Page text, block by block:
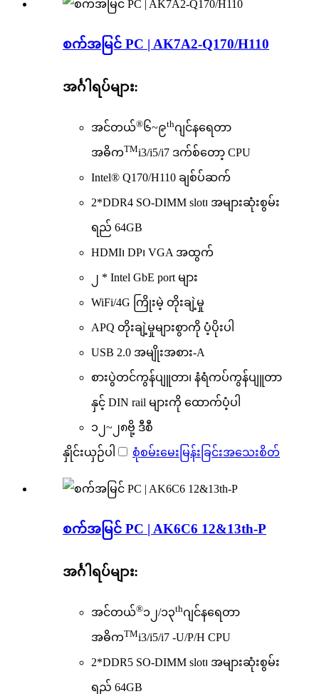
စက်အမြင် PC | AK7A2-Q170/H110
အင်္ဂါရပ်များ:
အင်တယ်®၆~၉thဂျင်နရေတာ
အဓိကTMi3/i5/i7 ဒက်စ်တော့ CPU
Intel® Q170/H110 ချစ်ပ်ဆက်
2*DDR4 SO-DIMM slot၊ အများဆုံးစွမ်း
ရည် 64GB
HDMI၊ DP၊ VGA အထွက်
၂ * Intel GbE port များ
WiFi/4G ကြိုးမဲ့ တိုးချဲ့မှု
APQ တိုးချဲ့မှုများစွာကို ပံ့ပိုးပါ
USB 2.0 အမျိုးအစား-A
စားပွဲတင်ကွန်ပျူတာ၊ နံရံကပ်ကွန်ပျူတာ
နှင့် DIN rail များကို ထောက်ပံ့ပါ
၁၂~၂၈ဗို့ ဒီစီ
နှိုင်းယှဉ်ပါ စုံစမ်းမေးမြန်းခြင်းအသေးစိတ်
စက်အမြင် PC | AK6C6 12&13th-P
အင်္ဂါရပ်များ:
အင်တယ်®၁၂/၁၃thဂျင်နရေတာ
အဓိကTMi3/i5/i7 -U/P/H CPU
2*DDR5 SO-DIMM slot၊ အများဆုံးစွမ်း
ရည် 64GB